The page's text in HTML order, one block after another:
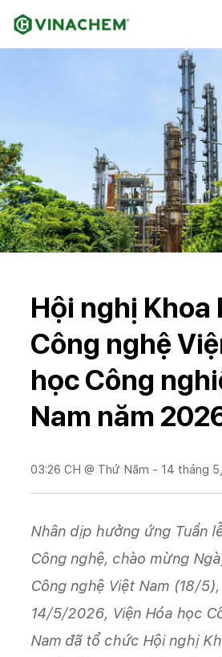
Hội nghị Khoa
Công nghệ
học Công
Nam năm
03:26 CH @ Thứ Năm - 14 tháng
Nhân dịp hưởng ứng Tuần
Công nghệ, chào mừng
Công nghệ Việt Nam (18/
14/5/2026, Viện Hóa học
Nam đã tổ chức Hội nghị